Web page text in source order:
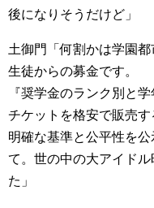
後になりそうだけど」
土御門「何割かは学園
生徒からの募金です。
『奨学金のランク別と
チケットを格安で販売す
明確な基準と公平性を
て。世の中の大アイド
た」